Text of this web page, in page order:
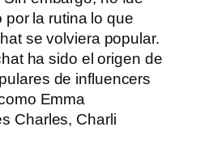
por la rutina lo que
se volviera popular.
ha sido el origen de
de influencers
Emma
Charles, Charli